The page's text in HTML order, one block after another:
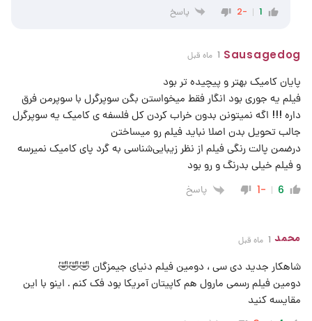
1
-2 پاسخ
Sausagedog 1 ماه قبل
پایان کامیک بهتر و پیچیده تر بود
فیلم یه جوری بود انگار فقط میخواستن بگن سوپرگرل با سوپرمن فرق
داره !!! اگه نمیتونن بدون خراب کردن کل فلسفه ی کامیک یه سوپرگرل
جالب تحویل بدن اصلا نباید فیلم رو میساختن
درضمن پالت رنگی فیلم از نظر زیبایی‌شناسی به گرد پای کامیک نمیرسه
و فیلم خیلی بدرنگ و رو بود
6
-1 پاسخ
محمد 1 ماه قبل
شاهکار جدید دی سی ، دومین فیلم دنیای جیمزگان 🤣🤣🤣
دومین فیلم رسمی مارول هم کاپیتان آمریکا بود فک کنم . اینو با این
مقایسه کنید